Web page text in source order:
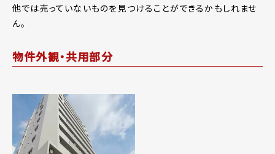
他では売っていないものを見つけることができるかもしれませ
ん。
物件外観・共用部分